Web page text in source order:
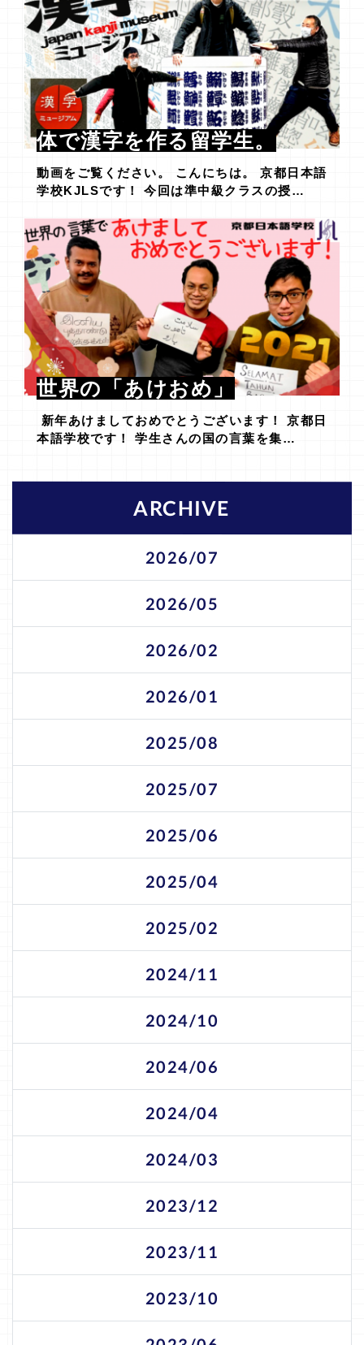
体で漢字を作る留学生。
動画をご覧ください。 こんにちは。 京都日本語
学校KJLSです！ 今回は準中級クラスの授…
世界の「あけおめ」
新年あけましておめでとうございます！ 京都日
本語学校です！ 学生さんの国の言葉を集…
ARCHIVE
2026/07
2026/05
2026/02
2026/01
2025/08
2025/07
2025/06
2025/04
2025/02
2024/11
2024/10
2024/06
2024/04
2024/03
2023/12
2023/11
2023/10